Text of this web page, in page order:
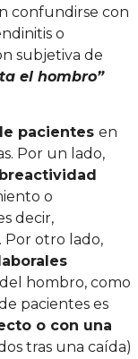
confundirse con
o
subjetiva de
el hombro”
pacientes en
Por un lado,
o
decir,
Por otro lado,
hombro, como
pacientes es
o con una
tras una caída)